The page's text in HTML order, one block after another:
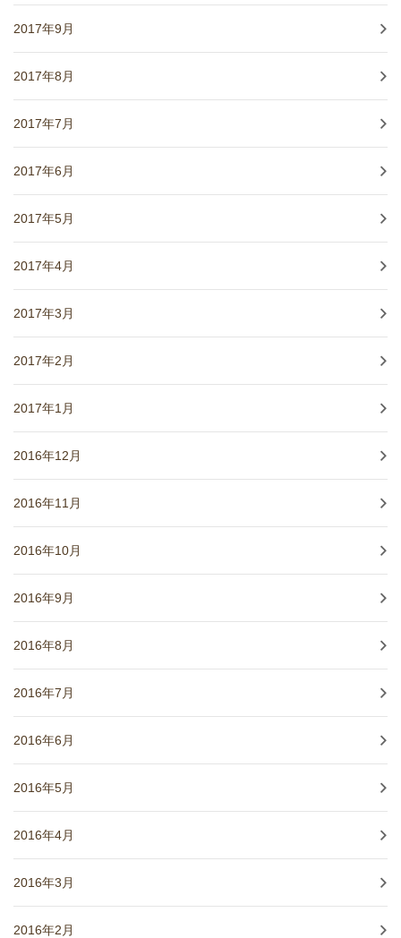
2017年9月
2017年8月
2017年7月
2017年6月
2017年5月
2017年4月
2017年3月
2017年2月
2017年1月
2016年12月
2016年11月
2016年10月
2016年9月
2016年8月
2016年7月
2016年6月
2016年5月
2016年4月
2016年3月
2016年2月